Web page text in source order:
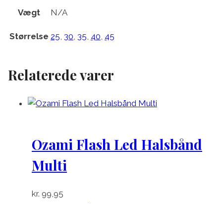
Vægt N/A
Størrelse 25 30 35 40 45
Relaterede varer
Ozami Flash Led Halsbånd
Multi
kr. 99,95